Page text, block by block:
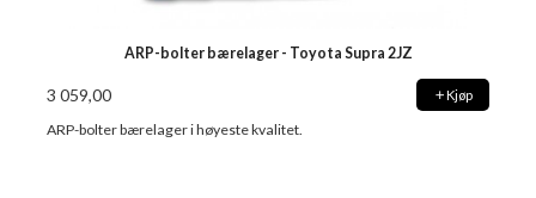
ARP-bolter bærelager - Toyota Supra 2JZ
3 059,00 Kjøp
ARP-bolter bærelager i høyeste kvalitet.